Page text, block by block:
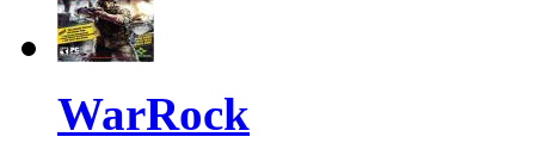
WarRock